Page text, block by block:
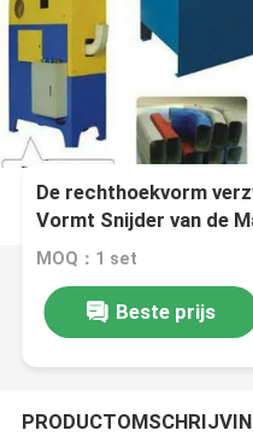
De rechthoekvorm
Vormt Snijder van de
MOQ：1 set
Beste prijs